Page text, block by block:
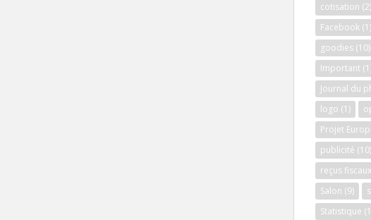
cotisation (2)
Facebook (1)
goodies (10)
Important
Journal du
logo (1)
Projet
publicité (10)
reçus fiscaux
Salon (9)
Statistique